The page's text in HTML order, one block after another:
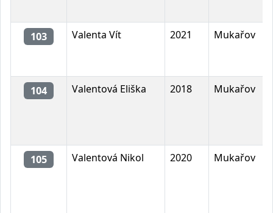
103 Valenta Vít 2021 Mukařov
104 Valentová Eliška 2018 Mukařov
105 Valentová Nikol 2020 Mukařov